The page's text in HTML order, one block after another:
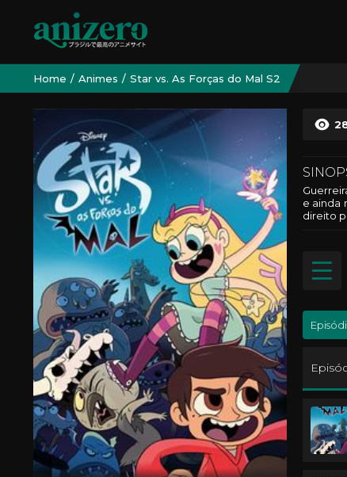
Home Animes Star vs. As Forças do Mal S2
e ainda
direito